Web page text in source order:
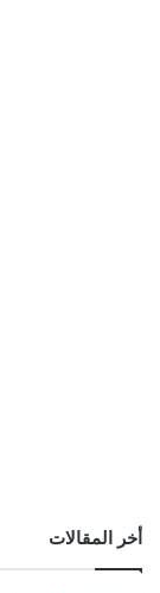
أخر المقالات